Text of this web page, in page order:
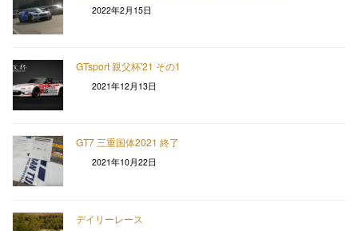
2022年2月15日
GTsport 親父杯'21 その1
2021年12月13日
GT7 三重国体2021 終了
2021年10月22日
デイリーレース